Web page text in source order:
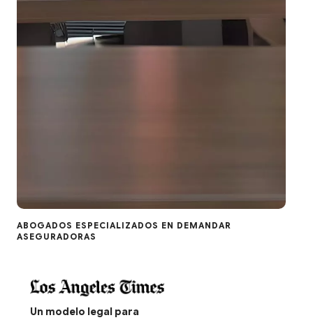
ABOGADOS ESPECIALIZADOS EN DEMANDAR
ASEGURADORAS
Un modelo legal para